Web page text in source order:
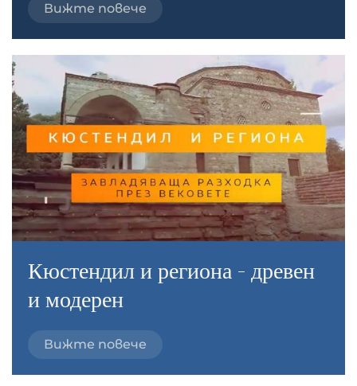
Вижте повече
Кюстендил и региона - древен
и модерен
Вижте повече